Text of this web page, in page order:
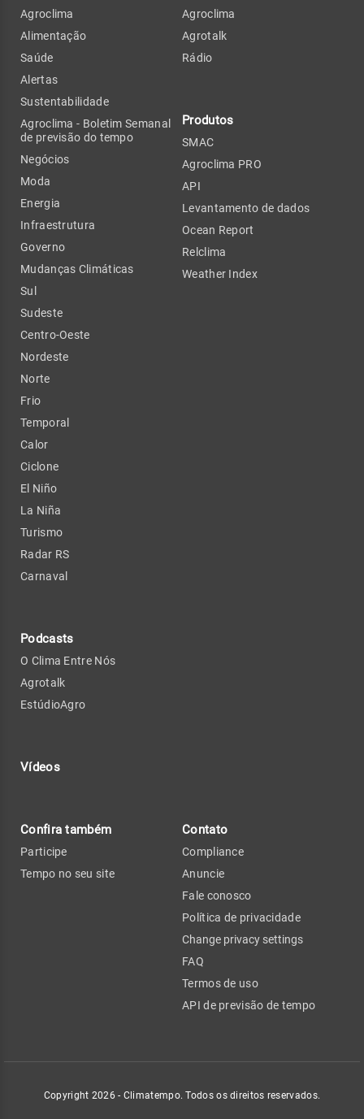
Agroclima
Alimentação
Saúde
Alertas
Sustentabilidade
Agroclima - Boletim Semanal
de previsão do tempo
Negócios
Moda
Energia
Infraestrutura
Governo
Mudanças Climáticas
Sul
Sudeste
Centro-Oeste
Nordeste
Norte
Frio
Temporal
Calor
Ciclone
El Niño
La Niña
Turismo
Radar RS
Carnaval
Podcasts
O Clima Entre Nós
Agrotalk
EstúdioAgro
Vídeos
Agroclima
Agrotalk
Rádio
Produtos
SMAC
Agroclima PRO
API
Levantamento de dados
Ocean Report
Relclima
Weather Index
Confira também
Participe
Tempo no seu site
Contato
Compliance
Anuncie
Fale conosco
Política de privacidade
Change privacy settings
FAQ
Termos de uso
API de previsão de tempo
Copyright 2026 - Climatempo. Todos os direitos reservados.